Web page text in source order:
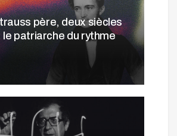
père, deux siècles
le patriarche du rythme